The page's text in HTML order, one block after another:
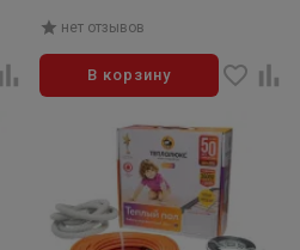
нет отзывов
В корзину